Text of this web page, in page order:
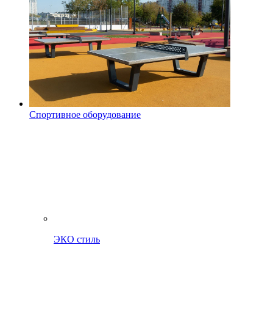
Спортивное оборудование
ЭКО стиль